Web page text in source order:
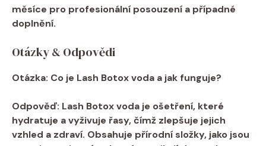
měsíce pro profesionální posouzení a případné
doplnění.
Otázky & Odpovědi
Otázka: Co je Lash Botox voda a jak funguje?
Odpověď: Lash Botox voda je ošetření, které
hydratuje a vyživuje řasy, čímž zlepšuje jejich
vzhled a zdraví. Obsahuje přírodní složky, jako jsou